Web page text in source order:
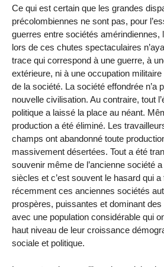
Ce qui est certain que les grandes
précolombiennes ne sont pas, pour
guerres entre sociétés amérindiennes,
lors de ces chutes spectaculaires
trace qui correspond à une guerre, à
extérieure, ni à une occupation militaire
de la société. La société effondrée n’a
nouvelle civilisation. Au contraire, tout
politique a laissé la place au néant.
production a été éliminé. Les
champs ont abandonné toute
massivement désertées. Tout a été
souvenir même de l’ancienne société
siècles et c’est souvent le hasard qui
récemment ces anciennes sociétés
prospères, puissantes et dominant
avec une population considérable qui
haut niveau de leur croissance
sociale et politique.